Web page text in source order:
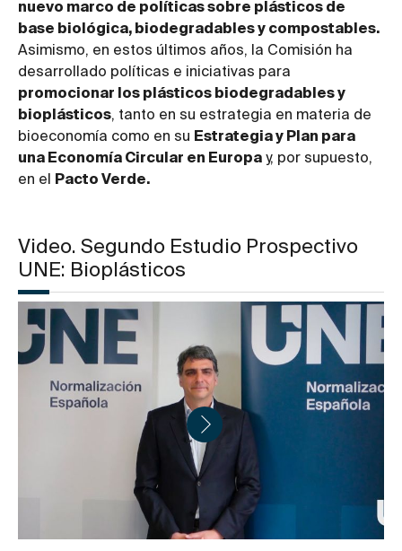
nuevo marco de políticas sobre plásticos de
base biológica, biodegradables y compostables.
Asimismo, en estos últimos años, la Comisión ha
desarrollado políticas e iniciativas para
promocionar los plásticos biodegradables y
bioplásticos, tanto en su estrategia en materia de
bioeconomía como en su Estrategia y Plan para
una Economía Circular en Europa y, por supuesto,
en el
Pacto Verde.
Video. Segundo Estudio Prospectivo
UNE: Bioplásticos